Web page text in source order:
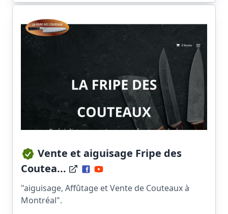
Vente et aiguisage Fripe des
Coutea...
"aiguisage, Affûtage et Vente de Couteaux à
Montréal".